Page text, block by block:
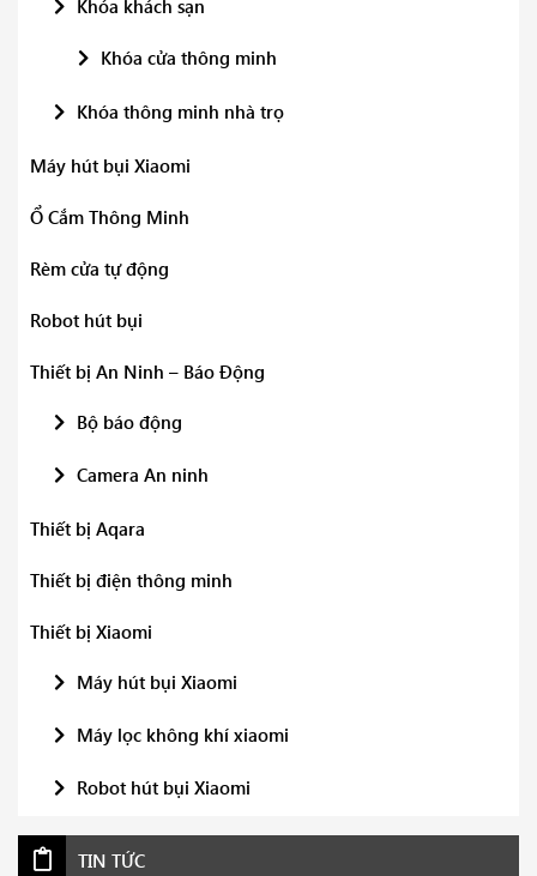
Khóa khách sạn
Khóa cửa thông minh
Khóa thông minh nhà trọ
Máy hút bụi Xiaomi
Ổ Cắm Thông Minh
Rèm cửa tự động
Robot hút bụi
Thiết bị An Ninh – Báo Động
Bộ báo động
Camera An ninh
Thiết bị Aqara
Thiết bị điện thông minh
Thiết bị Xiaomi
Máy hút bụi Xiaomi
Máy lọc không khí xiaomi
Robot hút bụi Xiaomi
TIN TỨC